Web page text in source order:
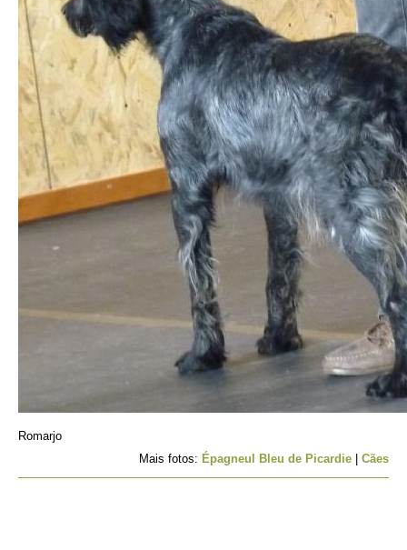
Romarjo
Mais fotos: Épagneul Bleu de Picardie Cães